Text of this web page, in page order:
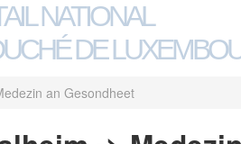
NATIONAL
DE
an Gesondheet